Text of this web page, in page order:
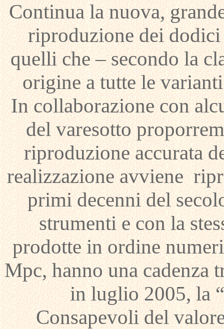
Continua la nuova,
riproduzione dei
quelli che – secondo la
origine a tutte le
In collaborazione con
del varesotto
riproduzione accurata
realizzazione avviene
primi decenni del
strumenti e con la
prodotte in ordine
Mpc, hanno una cadenza
in luglio 2005, la
Consapevoli del